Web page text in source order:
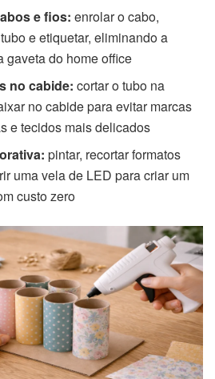
e fios: enrolar o cabo,
e etiquetar, eliminando a
gaveta do home office
no cabide: cortar o tubo na
no cabide para evitar marcas
e tecidos mais delicados
pintar, recortar formatos
uma vela de LED para criar um
custo zero